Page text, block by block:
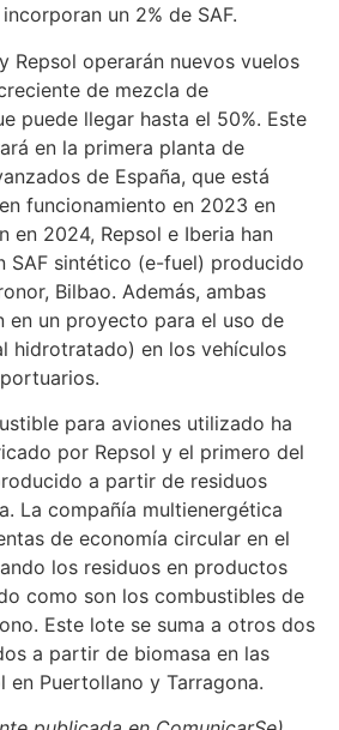
un 2% de SAF.
Repsol operarán nuevos vuelos
de mezcla de
puede llegar hasta el 50%. Este
en la primera planta de
de España, que está
funcionamiento en 2023 en
en 2024, Repsol e Iberia han
SAF sintético (e-fuel) producido
Bilbao. Además, ambas
en un proyecto para el uso de
hidrotratado) en los vehículos
para aviones utilizado ha
por Repsol y el primero del
a partir de residuos
La compañía multienergética
de economía circular en el
los residuos en productos
como son los combustibles de
Este lote se suma a otros dos
a partir de biomasa en las
en Puertollano y Tarragona.